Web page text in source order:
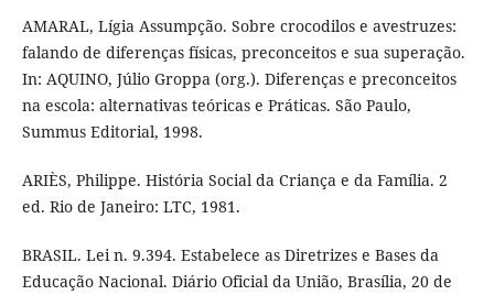
AMARAL, Lígia Assumpção. Sobre crocodilos e avestruzes:
falando de diferenças físicas, preconceitos e sua superação.
In: AQUINO, Júlio Groppa (org.). Diferenças e preconceitos
na escola: alternativas teóricas e Práticas. São Paulo,
Summus Editorial, 1998.
ARIÈS, Philippe. História Social da Criança e da Família. 2
ed. Rio de Janeiro: LTC, 1981.
BRASIL. Lei n. 9.394. Estabelece as Diretrizes e Bases da
Educação Nacional. Diário Oficial da União, Brasília, 20 de